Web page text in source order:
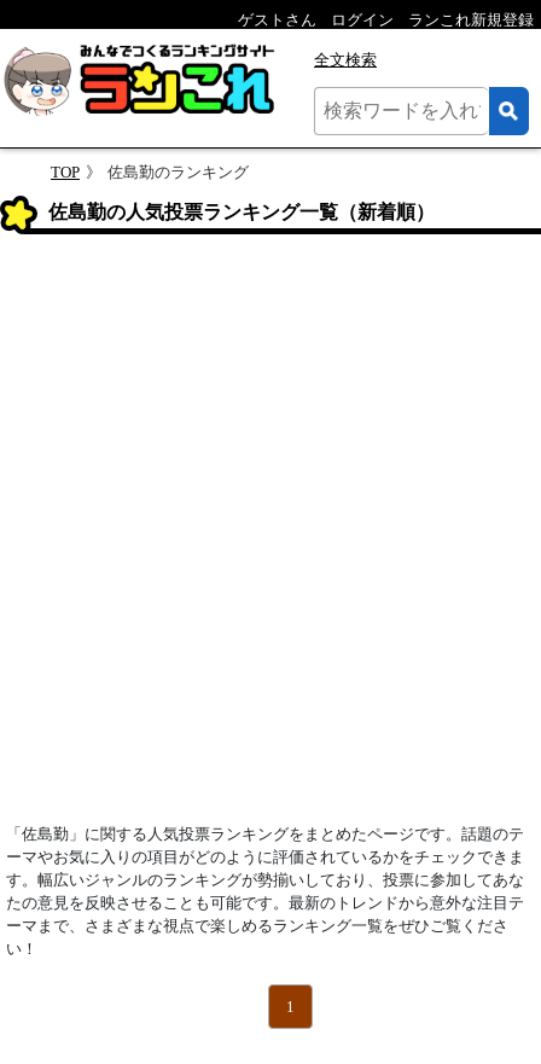
ゲストさん ログイン ランこれ新規登録
全文検索
TOP 佐島勤のランキング
佐島勤の人気投票ランキング一覧（新着順）
「佐島勤」に関する人気投票ランキングをまとめたページです。話題のテ
ーマやお気に入りの項目がどのように評価されているかをチェックできま
す。幅広いジャンルのランキングが勢揃いしており、投票に参加してあな
たの意見を反映させることも可能です。最新のトレンドから意外な注目テ
ーマまで、さまざまな視点で楽しめるランキング一覧をぜひご覧くださ
い！
1